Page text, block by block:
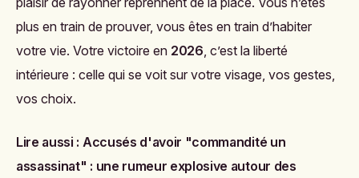
plus en train de prouver, vous êtes en train d’habiter
votre vie. Votre victoire en 2026, c’est la liberté
intérieure : celle qui se voit sur votre visage, vos gestes,
vos choix.
Lire aussi : Accusés d'avoir "commandité un
assassinat" : une rumeur explosive autour des